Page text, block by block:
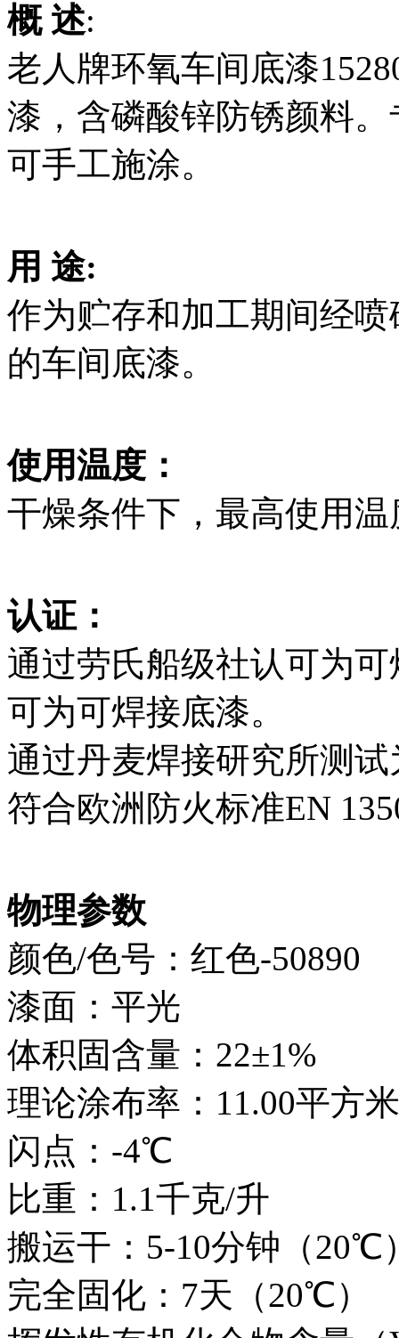
概 述:
老人牌环氧车间底漆
漆，含磷酸锌防锈颜料
可手工施涂。
用 途:
作为贮存和加工期间经
的车间底漆。
使用温度：
干燥条件下，最高使用
认证：
通过劳氏船级社认可为
可为可焊接底漆。
通过丹麦焊接研究所测
符合欧洲防火标准EN
物理参数
颜色/色号：红色-50890
漆面：平光
体积固含量：22±1%
理论涂布率：11.00平方
闪点：-4℃
比重：1.1千克/升
搬运干：5-10分钟（20℃
完全固化：7天（20℃）